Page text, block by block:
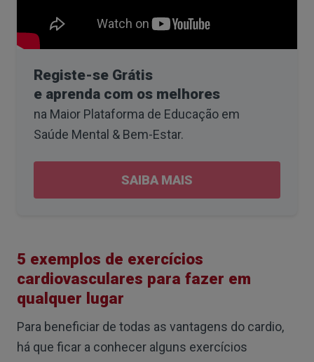
Registe-se Grátis
e aprenda com os melhores
na Maior Plataforma de Educação em
Saúde Mental & Bem-Estar.
SAIBA MAIS
5 exemplos de exercícios
cardiovasculares para fazer em
qualquer lugar
Para beneficiar de todas as vantagens do cardio,
há que ficar a conhecer alguns exercícios